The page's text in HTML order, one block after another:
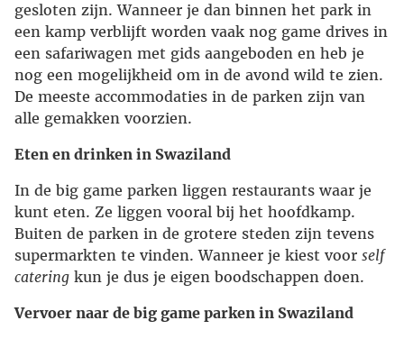
gesloten zijn. Wanneer je dan binnen het park in
een kamp verblijft worden vaak nog game drives in
een safariwagen met gids aangeboden en heb je
nog een mogelijkheid om in de avond wild te zien.
De meeste accommodaties in de parken zijn van
alle gemakken voorzien.
Eten en drinken in Swaziland
In de big game parken liggen restaurants waar je
kunt eten. Ze liggen vooral bij het hoofdkamp.
Buiten de parken in de grotere steden zijn tevens
supermarkten te vinden. Wanneer je kiest voor self
catering kun je dus je eigen boodschappen doen.
Vervoer naar de big game parken in Swaziland